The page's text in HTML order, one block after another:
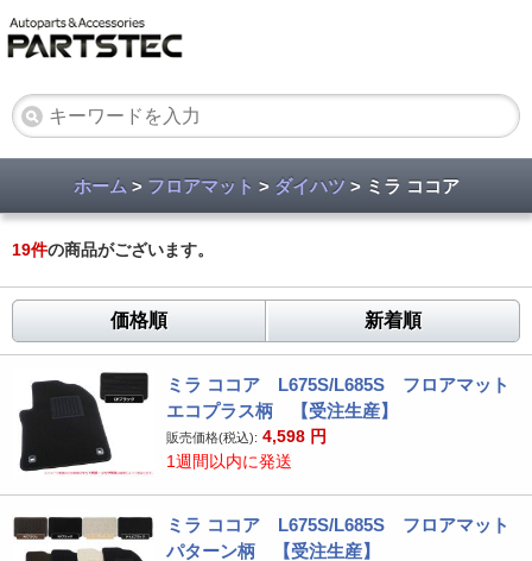
ホーム > フロアマット > ダイハツ > ミラ ココア
19件の商品がございます。
価格順 新着順
ミラ ココア L675S/L685S フロアマット
エコプラス柄 【受注生産】
販売価格(税込): 4,598 円
1週間以内に発送
ミラ ココア L675S/L685S フロアマット
パターン柄 【受注生産】